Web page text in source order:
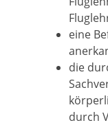
eine
die
durch